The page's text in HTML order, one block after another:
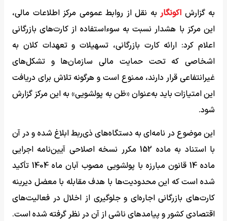
به گزارش اکونگار به نقل از روابط عمومی مرکز اطلاعات مالی،
این مرکز با هشدار نسبت به سوءاستفاده از کارت‌های بازرگانی
اعلام کرد: ارائه کارت بازرگانی، تسهیلات و تعهدات کلان به
اشخاصی که تحت حمایت مالی سازمان‌ها و تشکل‌های
غیرانتفاعی قرار دارند، ممنوع است و هرگونه تلاش برای دریافت
این امتیازات باید به‌عنوان «ظن به پولشویی» به این مرکز گزارش
شود.
این موضوع در نامه‌ای به دستگاه‌های ذی‌ربط ابلاغ شده و در آن
با استناد به ماده 152 مکرر نسخه اصلاحی آیین‌نامه اجرایی
ماده 14 قانون مبارزه با پولشویی مصوب آبان ماه 1404 تأکید
شده است که این محدودیت‌ها با هدف مقابله با معضل دیرینه
کارت‌های بازرگانی اجاره‌ای و جلوگیری از اخلال در فعالیت‌های
اقتصادی کشور و پیامدهای ناشی از آن در نظر گرفته شده است.